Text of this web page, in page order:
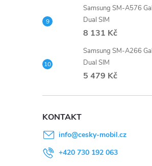
Samsung SM-A576
Dual SIM
8 131 Kč
Samsung SM-A266
Dual SIM
5 479 Kč
KONTAKT
info@cesky-mobil.cz
+420 730 192 063